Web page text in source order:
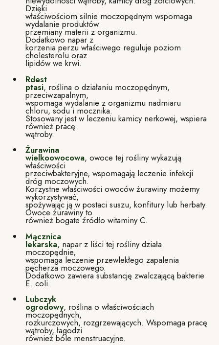
Dzięki
właściwościom silnie moczopędnym wspomaga
wydalanie produktów
przemiany materii z organizmu.
Dodatkowo napar z
korzenia perzu właściwego reguluje poziom
cholesterolu oraz
lipidów we krwi.
Rdest
ptasi, roślina o działaniu moczopędnym,
przeciwzapalnym,
wspomaga wydalanie z organizmu nadmiaru
chloru, sodu i mocznika.
Stosowany jest w leczeniu kamicy nerkowej, wspiera
również pracę
wątroby.
Żurawina
wielkoowocowa, owoce tej rośliny wykazują
właściwości
przeciwbakteryjne, wspomagają leczenie infekcji
dróg moczowych.
Korzystne właściwości owoców żurawiny możemy
wykorzystywać,
spożywając ją w postaci suszu, konfitury lub herbaty.
Owoce żurawiny to
również bogate źródło witaminy C.
Mącznica
lekarska, napar z liści tej rośliny działa
moczopędnie,
wspomaga leczenie przewlekłego zapalenia
pęcherza moczowego.
Dodatkowo zawiera substancję zwalczającą bakterie
E. coli.
Lubczyk
ogrodowy, roślina o właściwościach
moczopędnych,
rozkurczowych, rozgrzewających. Wspomaga pracę
wątroby, łagodzi
również bóle menstruacyjne.